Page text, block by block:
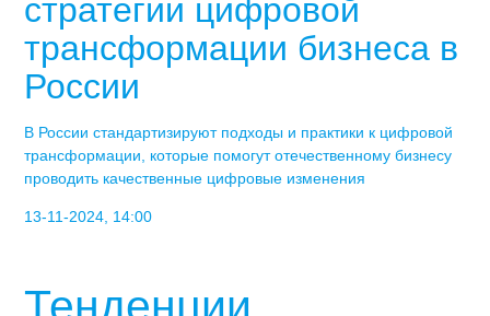
стратегии цифровой
трансформации бизнеса в
России
В России стандартизируют подходы и практики к цифровой
трансформации, которые помогут отечественному бизнесу
проводить качественные цифровые изменения
13-11-2024, 14:00
Тенденции